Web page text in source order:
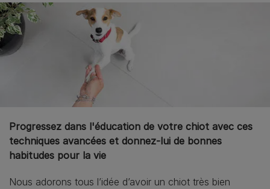
Progressez dans l'éducation de votre chiot avec ces
techniques avancées et donnez-lui de bonnes
habitudes pour la vie
Nous adorons tous l’idée d’avoir un chiot très bien